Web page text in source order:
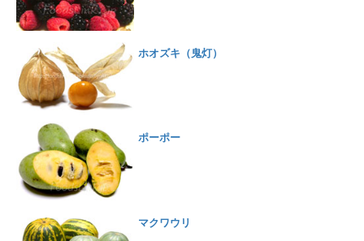
ホオズキ（鬼灯）
ポーポー
マクワウリ